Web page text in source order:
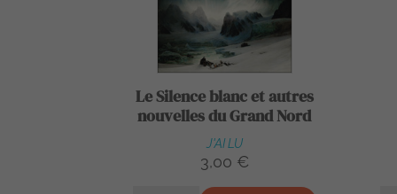
Le Silence blanc et autres
nouvelles du Grand Nord
J'AI LU
3,00 €